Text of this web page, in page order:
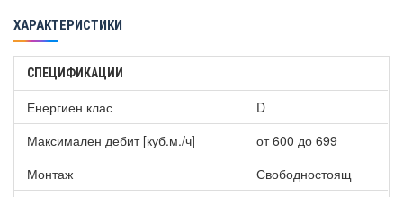
ХАРАКТЕРИСТИКИ
СПЕЦИФИКАЦИИ
Енергиен клас
D
Максимален дебит [куб.м./ч]
от 600 до 699
Монтаж
Свободностоящ